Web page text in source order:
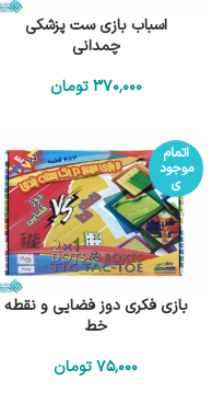
اسباب بازی ست پزشکی
چمدانی
370٬000 تومان
اتمام
موجود
ی
بازی فکری دوز فضایی و نقطه
خط
75٬000تومان